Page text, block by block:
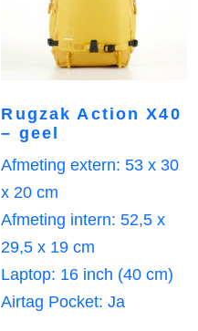
Rugzak Action X40
– geel
Afmeting extern: 53 x 30
x 20 cm
Afmeting intern: 52,5 x
29,5 x 19 cm
Laptop: 16 inch (40 cm)
Airtag Pocket: Ja